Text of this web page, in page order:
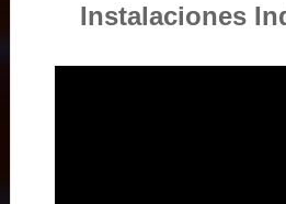
Instalaciones